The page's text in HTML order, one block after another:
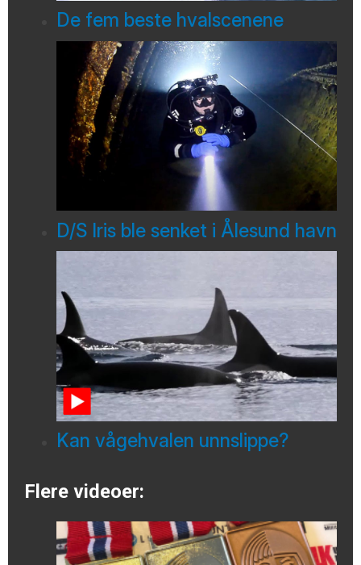
De fem beste hvalscenene
D/S Iris ble senket i Ålesund havn
Kan vågehvalen unnslippe?
Flere videoer: